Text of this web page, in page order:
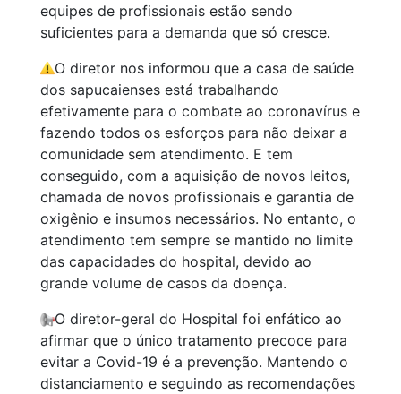
equipes de profissionais estão sendo
suficientes para a demanda que só cresce.
O diretor nos informou que a casa de saúde
dos sapucaienses está trabalhando
efetivamente para o combate ao coronavírus e
fazendo todos os esforços para não deixar a
comunidade sem atendimento. E tem
conseguido, com a aquisição de novos leitos,
chamada de novos profissionais e garantia de
oxigênio e insumos necessários. No entanto, o
atendimento tem sempre se mantido no limite
das capacidades do hospital, devido ao
grande volume de casos da doença.
O diretor-geral do Hospital foi enfático ao
afirmar que o único tratamento precoce para
evitar a Covid-19 é a prevenção. Mantendo o
distanciamento e seguindo as recomendações